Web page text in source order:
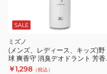
SALE
ミズノ
(メンズ、レディース、キッズ)野
球 爽香守 消臭デオドラント 芳香
消臭剤 1GJYG57200 1P
￥1,298 （税込）